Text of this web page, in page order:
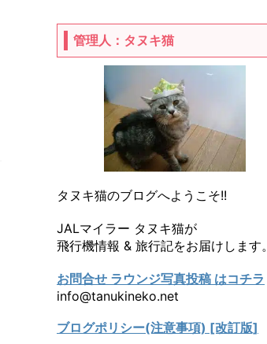
管理人：タヌキ猫
タヌキ猫のブログへようこそ!!
JALマイラー タヌキ猫が
飛行機情報 & 旅行記をお届けします。
お問合せ ラウンジ写真投稿 はコチラ
info@tanukineko.net
ブログポリシー(注意事項) [改訂版]